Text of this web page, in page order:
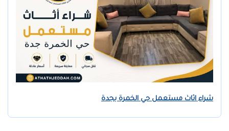
شراء اثاث مستعمل حي الخمرة بجدة